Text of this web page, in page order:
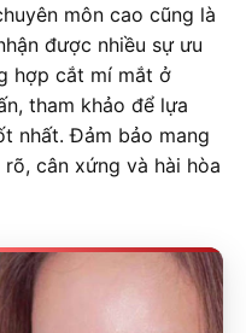
môn cao cũng là
được nhiều sự ưu
hợp cắt mí mắt ở
tham khảo để lựa
nhất. Đảm bảo mang
cân xứng và hài hòa